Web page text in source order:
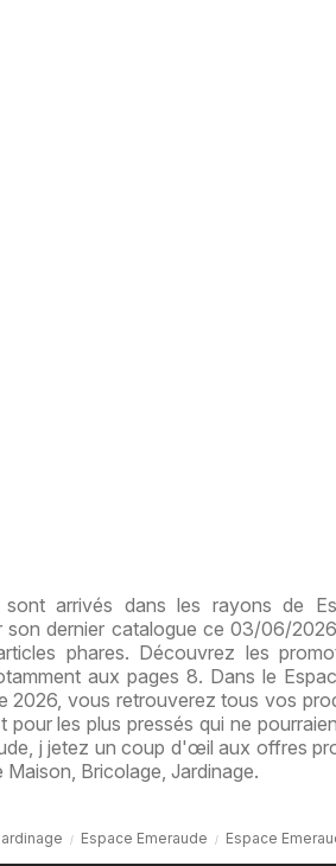
arrivés dans les rayons de
son dernier catalogue ce 03/06/
phares. Découvrez les
aux pages 8. Dans le
2026, vous retrouverez tous vos
pour les plus pressés qui ne
j jetez un coup d'œil aux offres
Bricolage, Jardinage.
Espace Emeraude Espace